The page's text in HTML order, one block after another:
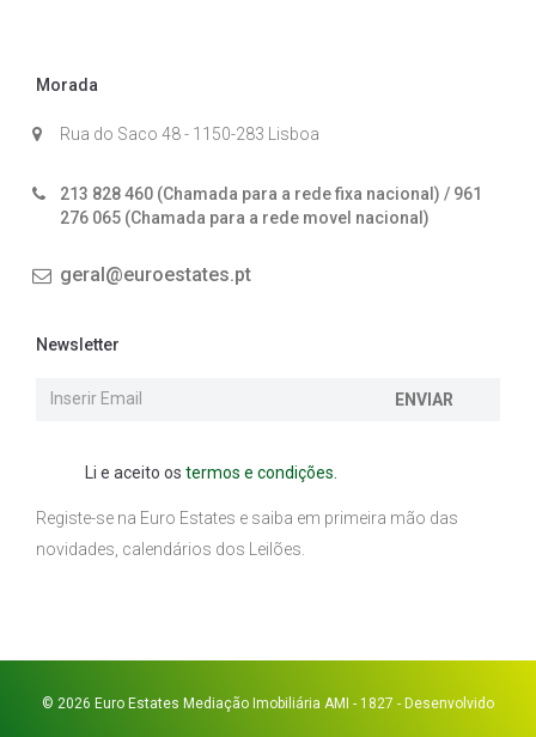
Morada
Rua do Saco 48 - 1150-283 Lisboa
213 828 460 (Chamada para a rede fixa nacional) / 961
276 065 (Chamada para a rede movel nacional)
geral@euroestates.pt
Newsletter
ENVIAR
Li e aceito os termos e condições.
Registe-se na Euro Estates e saiba em primeira mão das
novidades, calendários dos Leilões.
© 2026 Euro Estates Mediação Imobiliária AMI - 1827 - Desenvolvido